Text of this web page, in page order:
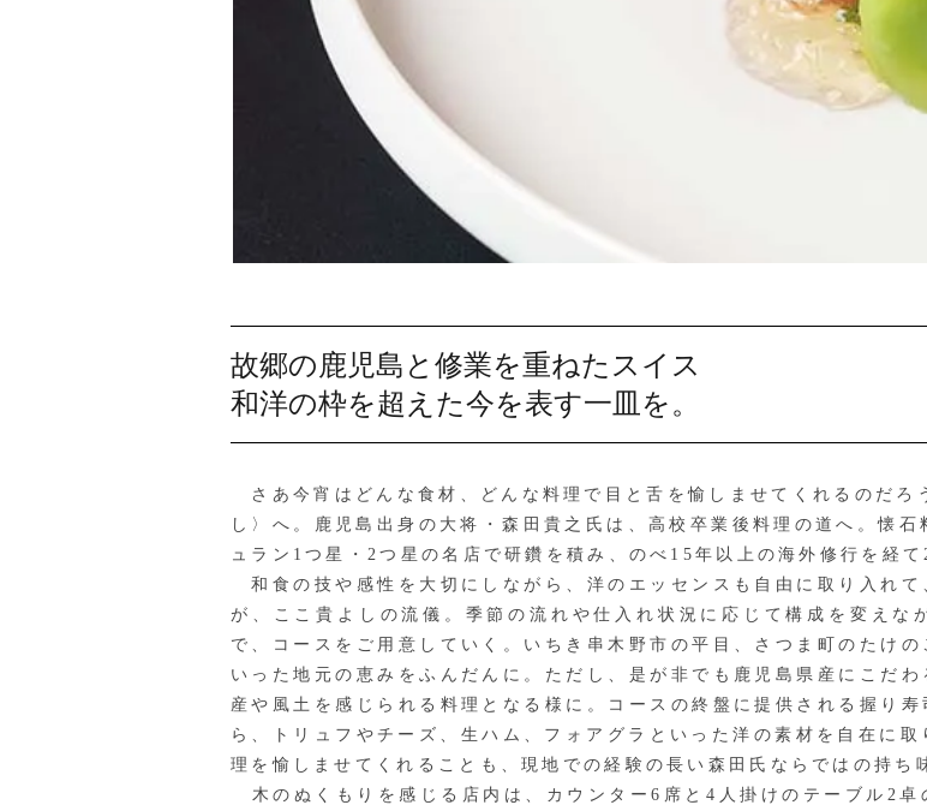
故郷の鹿児島と修業を重ねたスイス
和洋の枠を超えた今を表す一皿を。
さあ今宵はどんな食材、どんな料理で目と舌を愉しませてくれるのだ
し〉へ。鹿児島出身の大将・森田貴之氏は、高校卒業後料理の道へ。懐
ュラン1つ星・2つ星の名店で研鑽を積み、のべ15年以上の海外修行を経て
和食の技や感性を大切にしながら、洋のエッセンスも自由に取り入れ
が、ここ貴よしの流儀。季節の流れや仕入れ状況に応じて構成を変えな
で、コースをご用意していく。いちき串木野市の平目、さつま町のたけ
いった地元の恵みをふんだんに。ただし、是が非でも鹿児島県産にこだ
産や風土を感じられる料理となる様に。コースの終盤に提供される握り
ら、トリュフやチーズ、生ハム、フォアグラといった洋の素材を自在に
理を愉しませてくれることも、現地での経験の長い森田氏ならではの持ち
木のぬくもりを感じる店内は、カウンター6席と4人掛けのテーブル2卓